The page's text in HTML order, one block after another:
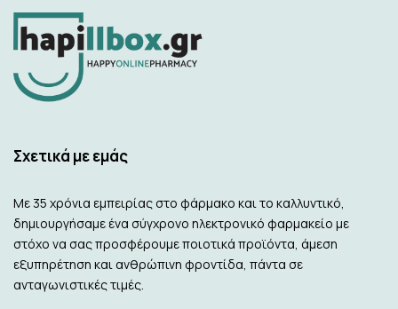
Σχετικά με εμάς
Με 35 χρόνια εμπειρίας στο φάρμακο και το καλλυντικό,
δημιουργήσαμε ένα σύγχρονο ηλεκτρονικό φαρμακείο με
στόχο να σας προσφέρουμε ποιοτικά προϊόντα, άμεση
εξυπηρέτηση και ανθρώπινη φροντίδα, πάντα σε
ανταγωνιστικές τιμές.